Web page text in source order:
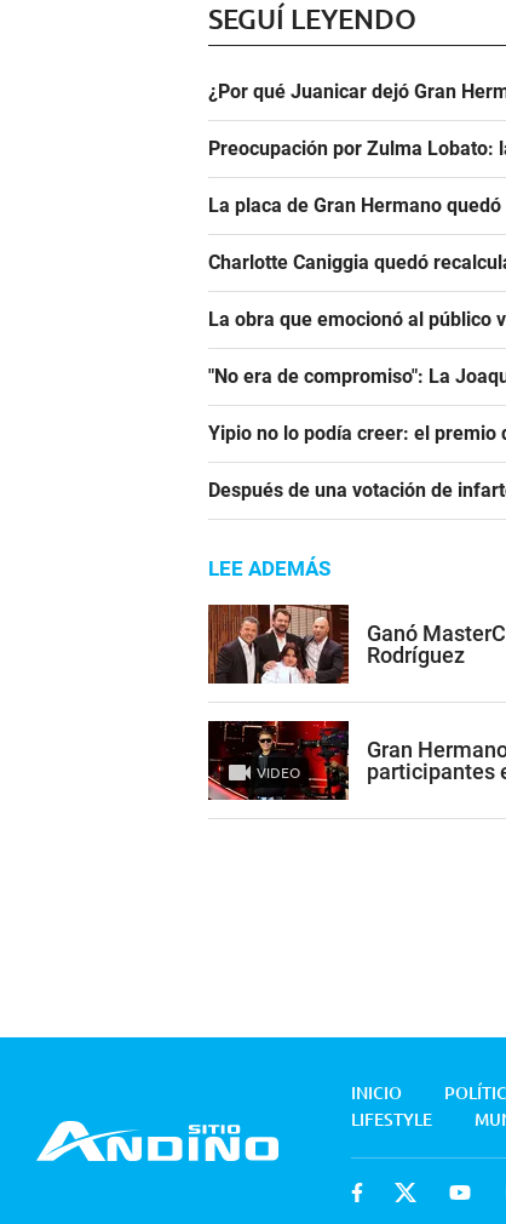
SEGUÍ LEYENDO
¿Por qué Juanicar dejó Gran
Preocupación por Zulma Lobato:
La placa de Gran Hermano
Charlotte Caniggia quedó
La obra que emocionó al público
"No era de compromiso": La
Yipio no lo podía creer: el premio
Después de una votación de
LEE ADEMÁS
Ganó
Rodríguez
VIDEO
Gran
participantes
INICIO
LIFESTYLE